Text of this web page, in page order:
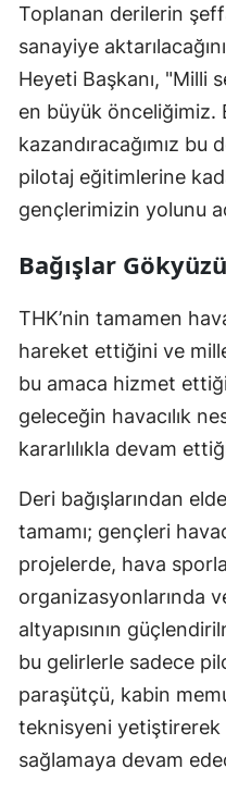
Toplanan derilerin
sanayiye
Heyeti Başkanı, "Milli
en büyük önceliğimiz.
kazandıracağımız bu
pilotaj eğitimlerine
gençlerimizin yolunu
Bağışlar
THK’nin tamamen
hareket ettiğini ve
bu amaca hizmet
geleceğin havacılık
kararlılıkla devam
Deri bağışlarından
tamamı; gençleri
projelerde, hava
organizasyonlarında
altyapısının
bu gelirlerle sadece
paraşütçü, kabin
teknisyeni
sağlamaya devam